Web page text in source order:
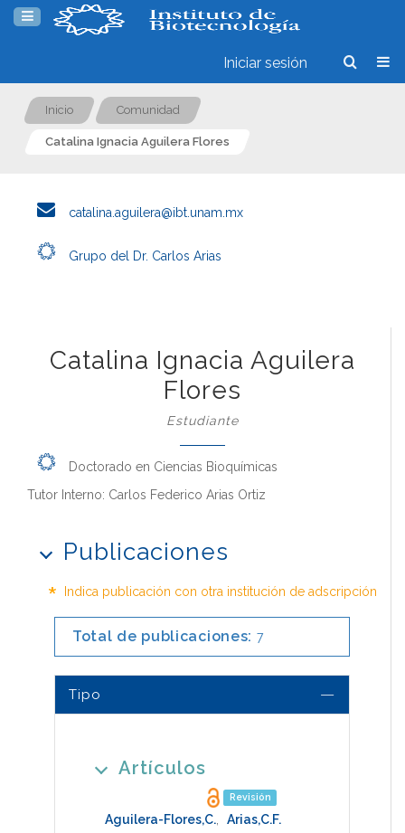
Iniciar sesión
Inicio Comunidad
Catalina Ignacia Aguilera Flores
catalina.aguilera@ibt.unam.mx
Grupo del Dr. Carlos Arias
Catalina Ignacia Aguilera
Flores
Estudiante
Doctorado en Ciencias Bioquímicas
Tutor Interno: Carlos Federico Arias Ortiz
Publicaciones
* Indica publicación con otra institución de adscripción
Total de publicaciones: 7
Tipo
Artículos
Revisión
Aguilera-Flores,C.
Arias,C.F.